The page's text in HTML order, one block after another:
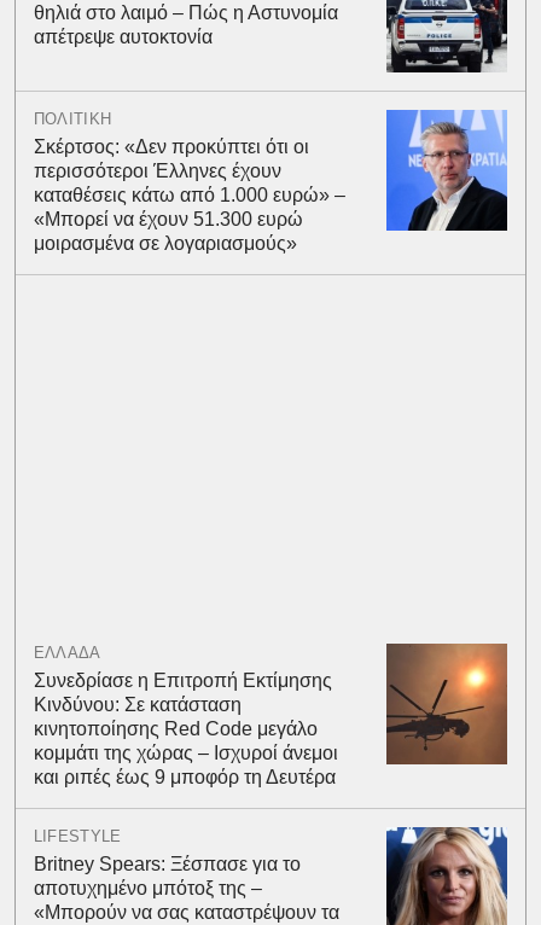
θηλιά στο λαιμό – Πώς η Αστυνομία
απέτρεψε αυτοκτονία
ΠΟΛΙΤΙΚΗ
Σκέρτσος: «Δεν προκύπτει ότι οι
περισσότεροι Έλληνες έχουν
καταθέσεις κάτω από 1.000 ευρώ» –
«Μπορεί να έχουν 51.300 ευρώ
μοιρασμένα σε λογαριασμούς»
ΕΛΛΑΔΑ
Συνεδρίασε η Επιτροπή Εκτίμησης
Κινδύνου: Σε κατάσταση
κινητοποίησης Red Code μεγάλο
κομμάτι της χώρας – Ισχυροί άνεμοι
και ριπές έως 9 μποφόρ τη Δευτέρα
LIFESTYLE
Britney Spears: Ξέσπασε για το
αποτυχημένο μπότοξ της –
«Μπορούν να σας καταστρέψουν τα